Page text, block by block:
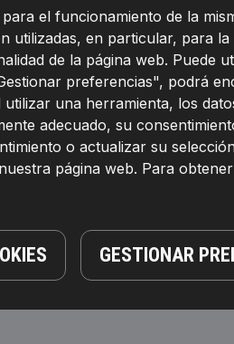
el funcionamiento de la
en particular, para
de la página web. Puede
preferencias", podrá
una herramienta, los
adecuado, su
o actualizar su
página web. Para
GESTIONAR
Almohadilla de tope,